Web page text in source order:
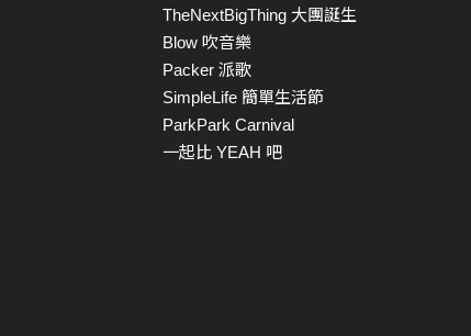
TheNextBigThing 大團誕生
Blow 吹音樂
Packer 派歌
SimpleLife 簡單生活節
ParkPark Carnival
一起比 YEAH 吧